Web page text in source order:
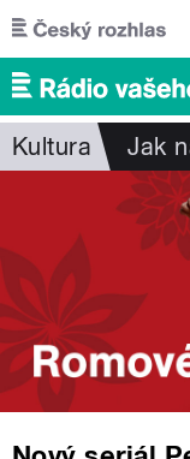
Přejít k hlavnímu
Kultura Jak